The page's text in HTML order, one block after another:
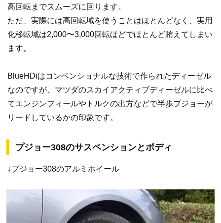
高回転までスムーズに回ります。
ただ、実際には高回転域を使うことはほとんどなく、実用
化移転域は2,000〜3,000回転ほどでほとんど賄えてしまい
ます。
BlueHDiはコンベンショナルな技術で作られたディーゼル
なのですが、マツダのスカイアクティブディーゼルに比べ
てエンジンフィールやトルクの出方などで半歩プジョーが
リードしているかの印象です。
プジョー308のサスペンションとボディ
↓プジョー308のアルミホイール